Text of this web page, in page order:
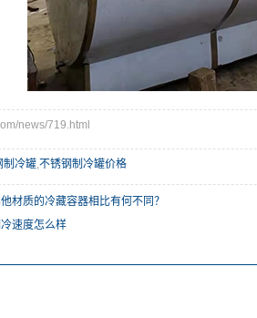
news/719.html
制冷罐,不锈钢制冷罐价格
材质的冷藏容器相比有何不同？
速度怎么样